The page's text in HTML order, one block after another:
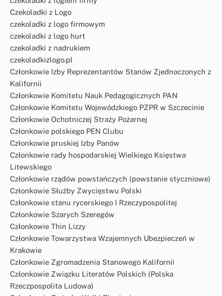
Czekoladki z Logo
czekoladki z logo firmowym
czekoladki z logo hurt
czekoladki z nadrukiem
czekoladkizlogo.pl
Członkowie Izby Reprezentantów Stanów Zjednoczonych z
Kalifornii
Członkowie Komitetu Nauk Pedagogicznych PAN
Członkowie Komitetu Wojewódzkiego PZPR w Szczecinie
Członkowie Ochotniczej Straży Pożarnej
Członkowie polskiego PEN Clubu
Członkowie pruskiej Izby Panów
Członkowie rady hospodarskiej Wielkiego Księstwa
Litewskiego
Członkowie rządów powstańczych (powstanie styczniowe)
Członkowie Służby Zwycięstwu Polski
Członkowie stanu rycerskiego I Rzeczypospolitej
Członkowie Szarych Szeregów
Członkowie Thin Lizzy
Członkowie Towarzystwa Wzajemnych Ubezpieczeń w
Krakowie
Członkowie Zgromadzenia Stanowego Kalifornii
Członkowie Związku Literatów Polskich (Polska
Rzeczpospolita Ludowa)